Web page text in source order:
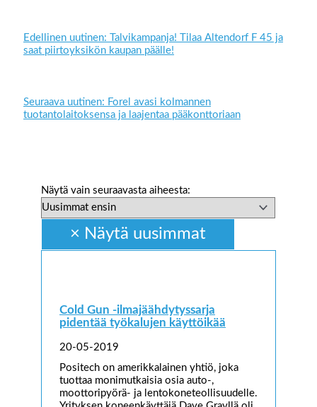
Edellinen uutinen: Talvikampanja! Tilaa Altendorf F 45 ja
saat piirtoyksikön kaupan päälle!
Seuraava uutinen: Forel avasi kolmannen
tuotantolaitoksensa ja laajentaa pääkonttoriaan
Näytä vain seuraavasta aiheesta:
Cold Gun -ilmajäähdytyssarja
pidentää työkalujen käyttöikää
20-05-2019
Positech on amerikkalainen yhtiö, joka
tuottaa monimutkaisia osia auto-,
moottoripyörä- ja lentokoneteollisuudelle.